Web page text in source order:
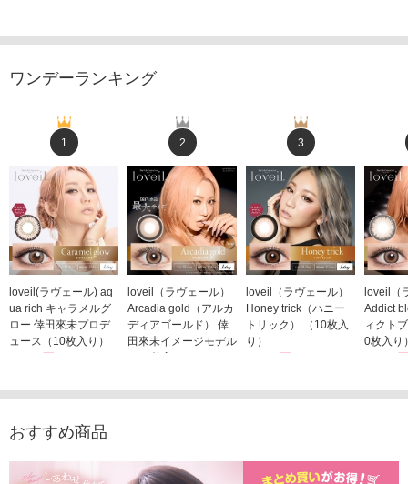
ワンデーランキング
1
loveil(ラヴェール) aq
ua rich キャラメルグ
ロー 倖田來未プロデ
ュース（10枚入り）
2
loveil（ラヴェール）
Arcadia gold（アルカ
ディアゴールド） 倖
田來未イメージモデル
（10枚入り）
3
loveil（ラヴェール）
Honey trick（ハニー
トリック） （10枚入
り）
loveil（
Addict
ィクト
0枚入り
おすすめ商品